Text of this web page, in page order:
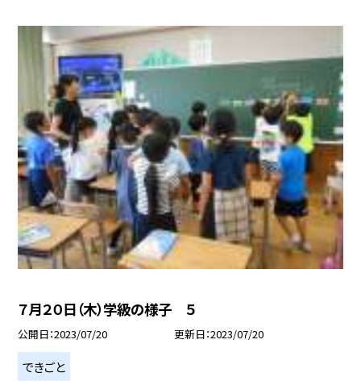
７月２０日（木）学級の様子 ５
公開日 2023/07/20 更新日 2023/07/20
できごと